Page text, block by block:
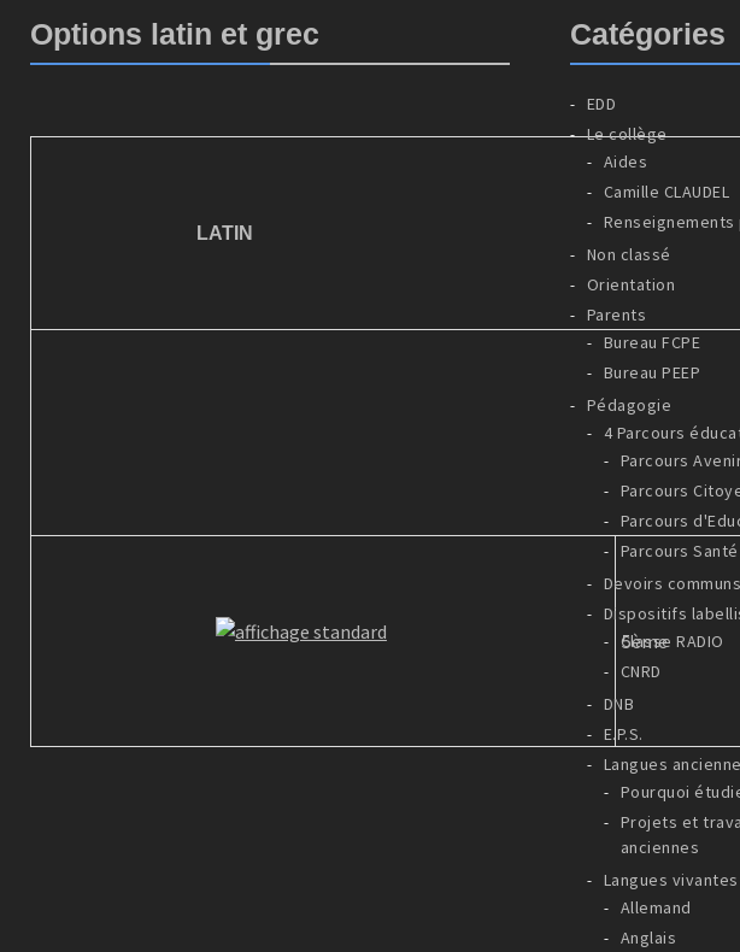
Options latin et grec
LATIN
5ème
Catégories
EDD
Le collège
Aides
Camille CLAUDEL
Non classé
Orientation
Parents
Bureau FCPE
Bureau PEEP
Pédagogie
4 Parcours
Parcours
Parcours
Parcours
Parcours Santé
Devoirs communs
Dispositifs
Classe RADIO
CNRD
DNB
E.P.S.
Langues
Pourquoi
Projets et
anciennes
Langues vivantes
Allemand
Anglais